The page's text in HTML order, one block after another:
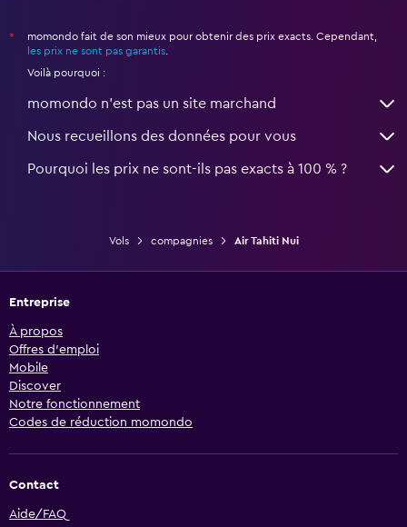
*
momondo fait de son mieux pour obtenir des prix exacts. Cependant,
les prix ne sont pas garantis
Voilà pourquoi :
momondo n'est pas un site marchand
Nous recueillons des données pour vous
Pourquoi les prix ne sont-ils pas exacts à 100 % ?
Vols compagnies Air Tahiti Nui
Entreprise
À propos
Offres d’emploi
Mobile
Discover
Notre fonctionnement
Codes de réduction momondo
Contact
Aide/FAQ